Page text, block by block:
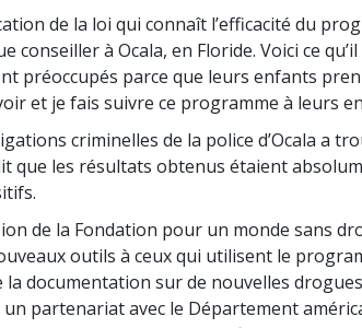
de la loi qui connaît l’efficacité du
conseiller à Ocala, en Floride. Voici ce
préoccupés parce que leurs enfants
et je fais suivre ce programme à leurs
criminelles de la police d’Ocala a
que les résultats obtenus étaient
de la Fondation pour un monde sans
outils à ceux qui utilisent le
documentation sur de nouvelles
partenariat avec le Département